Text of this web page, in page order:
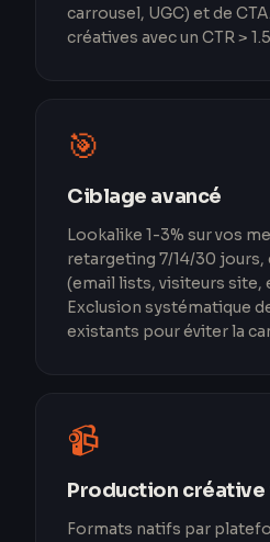
carrousel, UGC) et de
créatives avec un CTR >
🎯
Ciblage avancé
Lookalike 1-3% sur vos
retargeting 7/14/30 jours,
(email lists, visiteurs site,
Exclusion systématique
existants pour éviter la
📹
Production
Formats natifs par